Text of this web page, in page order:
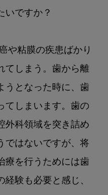
いですか？
や粘膜の疾患ばかり
てしまう。歯から離
うとなった時に、歯
てしまいます。歯の
外科領域を突き詰め
ではないですが、将
療を行うためには歯
経験も必要と感じ、